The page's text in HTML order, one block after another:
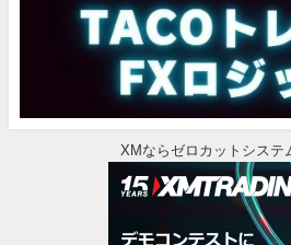
XMならゼロカットシステ